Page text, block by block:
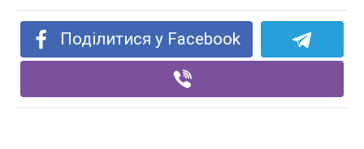
Поділитися у Facebook